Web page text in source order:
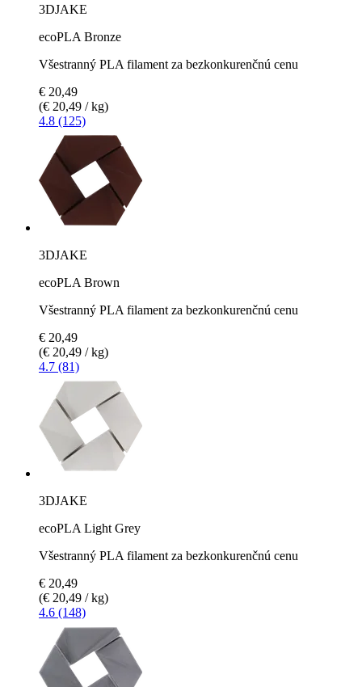
3DJAKE
ecoPLA Bronze
Všestranný PLA filament za bezkonkurenčnú cenu
€ 20,49
(€ 20,49 / kg)
4.8 (125)
3DJAKE
ecoPLA Brown
Všestranný PLA filament za bezkonkurenčnú cenu
€ 20,49
(€ 20,49 / kg)
4.7 (81)
3DJAKE
ecoPLA Light Grey
Všestranný PLA filament za bezkonkurenčnú cenu
€ 20,49
(€ 20,49 / kg)
4.6 (148)